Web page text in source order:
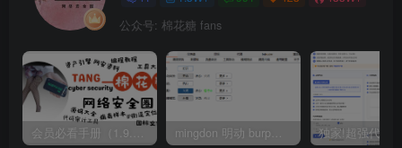
公众号: 棉花糖 fans
会员必看手册（1.9.0版本 26.4.5更新） mingdon 明动 burp插件0.2.6版本 本地时间校验去除版